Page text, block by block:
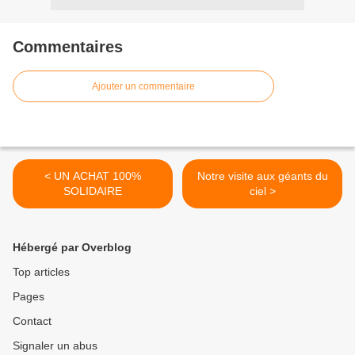
Commentaires
Ajouter un commentaire
< UN ACHAT 100%
SOLIDAIRE
Notre visite aux géants du
ciel >
Hébergé par Overblog
Top articles
Pages
Contact
Signaler un abus